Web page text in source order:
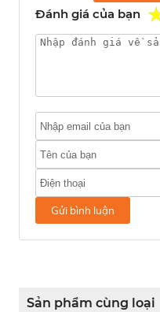
Đánh giá của bạn
Gửi bình luận
Sản phẩm cùng loại